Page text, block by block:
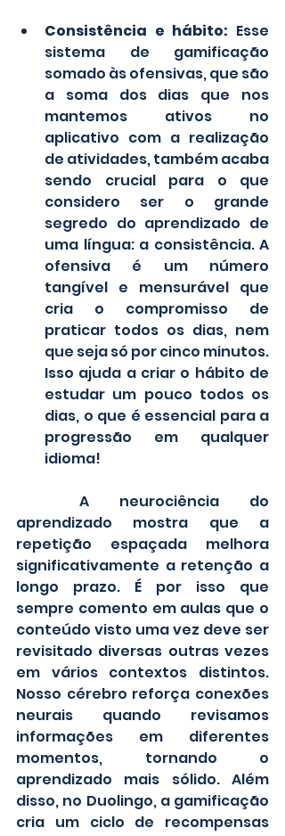
Consistência e hábito: Esse
sistema de gamificação
somado às ofensivas, que são
a soma dos dias que nos
mantemos ativos no
aplicativo com a realização
de atividades, também acaba
sendo crucial para o que
considero ser o grande
segredo do aprendizado de
uma língua: a consistência. A
ofensiva é um número
tangível e mensurável que
cria o compromisso de
praticar todos os dias, nem
que seja só por cinco minutos.
Isso ajuda a criar o hábito de
estudar um pouco todos os
dias, o que é essencial para a
progressão em qualquer
idioma!
aprendizado mostra que a
repetição espaçada melhora
significativamente a retenção a
longo prazo. É por isso que
sempre comento em aulas que o
conteúdo visto uma vez deve ser
revisitado diversas outras vezes
em vários contextos distintos.
Nosso cérebro reforça conexões
neurais quando revisamos
informações em diferentes
momentos, tornando o
aprendizado mais sólido. Além
disso, no Duolingo, a gamificação
cria um ciclo de recompensas